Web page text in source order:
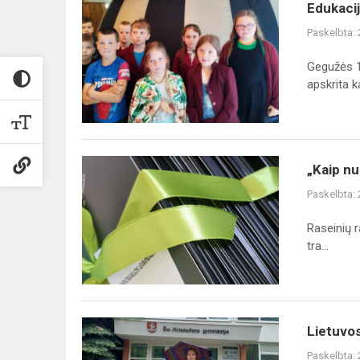
pradinukams
Paskelbta:
Gegužės
apskrita
nubrėžti
trajektoriją
nuo
žinių
iki
sėkmės“
„Kaip
Paskelbta:
Raseinių
tra...
Lietuvos
mokinių
Paskelbta: